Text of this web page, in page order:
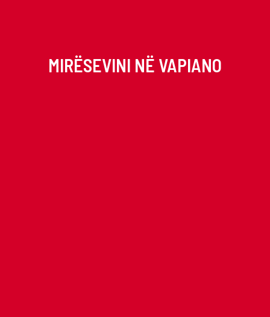
MIRËSEVINI NË VAPIANO